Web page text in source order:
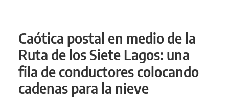
Caótica postal en medio de la
Ruta de los Siete Lagos: una
fila de conductores colocando
cadenas para la nieve